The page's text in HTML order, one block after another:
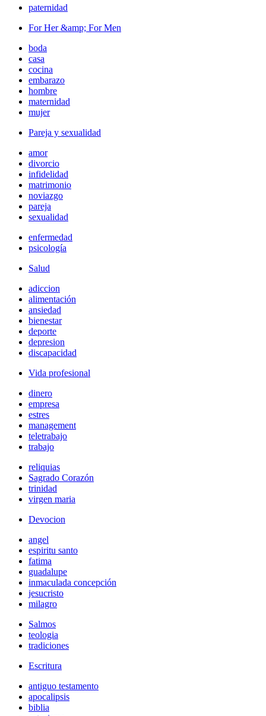
paternidad
For Her &amp; For Men
boda
casa
cocina
embarazo
hombre
maternidad
mujer
Pareja y sexualidad
amor
divorcio
infidelidad
matrimonio
noviazgo
pareja
sexualidad
enfermedad
psicología
Salud
adiccion
alimentación
ansiedad
bienestar
deporte
depresion
discapacidad
Vida profesional
dinero
empresa
estres
management
teletrabajo
trabajo
reliquias
Sagrado Corazón
trinidad
virgen maria
Devocion
angel
espiritu santo
fatima
guadalupe
inmaculada concepción
jesucristo
milagro
Salmos
teologia
tradiciones
Escritura
antiguo testamento
apocalipsis
biblia